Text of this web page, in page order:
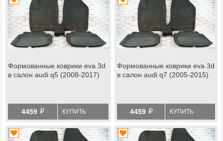
Формованные коврики eva 3d
в салон audi q5 (2008-2017)
4459 й КУПИТЬ
Формованные коврики eva 3d
в салон audi q7 (2005-2015)
4459 й КУПИТЬ